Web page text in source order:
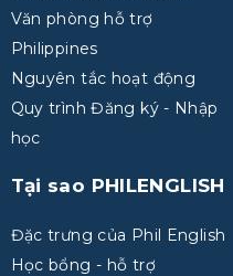
Văn phòng hỗ trợ
Philippines
Nguyên tắc hoạt động
Quy trình Đăng ký - Nhập
học
Tại sao PHILENGLISH
Đặc trưng của Phil English
Học bổng - hỗ trợ